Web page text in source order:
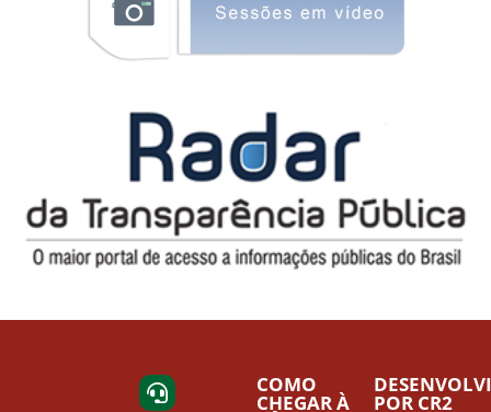
COMO
CHEGAR À POR CR2